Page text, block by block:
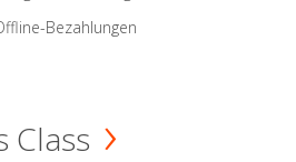
Bezahlungen
Class